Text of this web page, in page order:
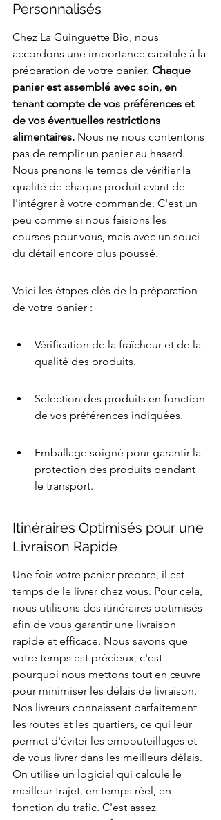
Personnalisés
Chez La Guinguette Bio, nous
accordons une importance capitale à la
préparation de votre panier. Chaque
panier est assemblé avec soin, en
tenant compte de vos préférences et
de vos éventuelles restrictions
alimentaires. Nous ne nous contentons
pas de remplir un panier au hasard.
Nous prenons le temps de vérifier la
qualité de chaque produit avant de
l'intégrer à votre commande. C'est un
peu comme si nous faisions les
courses pour vous, mais avec un souci
du détail encore plus poussé.
Voici les étapes clés de la préparation
de votre panier :
Vérification de la fraîcheur et de la
qualité des produits.
Sélection des produits en fonction
de vos préférences indiquées.
Emballage soigné pour garantir la
protection des produits pendant
le transport.
Itinéraires Optimisés pour une
Livraison Rapide
Une fois votre panier préparé, il est
temps de le livrer chez vous. Pour cela,
nous utilisons des itinéraires optimisés
afin de vous garantir une livraison
rapide et efficace. Nous savons que
votre temps est précieux, c'est
pourquoi nous mettons tout en œuvre
pour minimiser les délais de livraison.
Nos livreurs connaissent parfaitement
les routes et les quartiers, ce qui leur
permet d'éviter les embouteillages et
de vous livrer dans les meilleurs délais.
On utilise un logiciel qui calcule le
meilleur trajet, en temps réel, en
fonction du trafic. C'est assez